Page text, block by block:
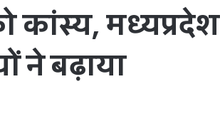
कांस्य, मध्यप्रदेश
ने बढ़ाया